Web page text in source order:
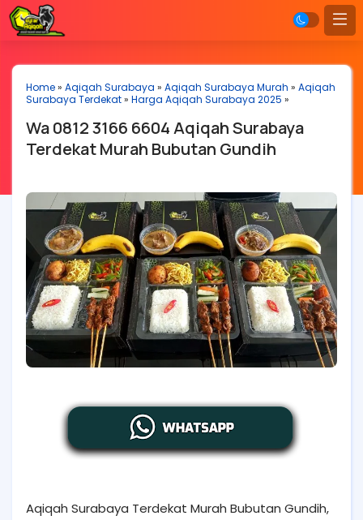
Home» Aqiqah Surabaya » Aqiqah Surabaya Murah » Aqiqah
Surabaya Terdekat» Harga Aqiqah Surabaya 2025 »
Wa 0812 3166 6604 Aqiqah Surabaya
Terdekat Murah Bubutan Gundih
Aqiqah Surabaya Terdekat Murah Bubutan Gundih,